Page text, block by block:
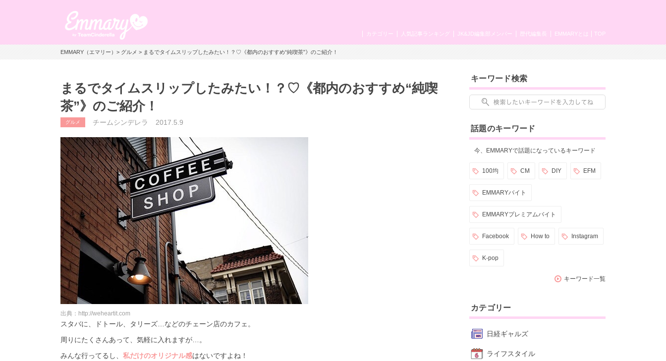
TOP
EMMARYとは
歴代編集長
JK&JD編集部メンバー
人気記事ランキング
カテゴリー
EMMARY（エマリー）>グルメ> まるでタイムスリップしたみたい！？♡《都内のおすすめ“純喫茶”》のご紹介！
まるでタイムスリップしたみたい！？♡《都内のおすすめ“純喫
茶”》のご紹介！
グルメ チームシンデレラ 2017.5.9
出典：http://weheartit.com
スタバに、ドトール、タリーズ…などのチェーン店のカフェ。
周りにたくさんあって、気軽に入れますが…。
みんな行ってるし、 私だけのオリジナル感はないですよね！
キーワード検索
話題のキーワード
今、EMMARYで話題になっているキーワード
100均 CM DIY EFM
EMMARYバイト
EMMARYプレミアムバイト
Facebook How to Instagram
K-pop
キーワード一覧
カテゴリー
日経ギャルズ
ライフスタイル